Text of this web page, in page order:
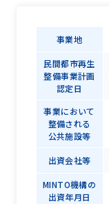
事業地
民間都市再生
整備事業計画
認定日
事業において
整備される
公共施設等
出資会社等
MINTO機構の
出資年月日